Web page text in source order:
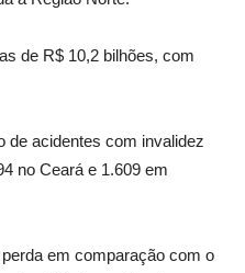
de R$ 10,2 bilhões, com
de acidentes com invalidez
no Ceará e 1.609 em
em comparação com o